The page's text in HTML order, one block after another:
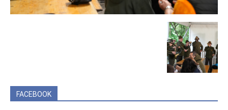
FACEBOOK